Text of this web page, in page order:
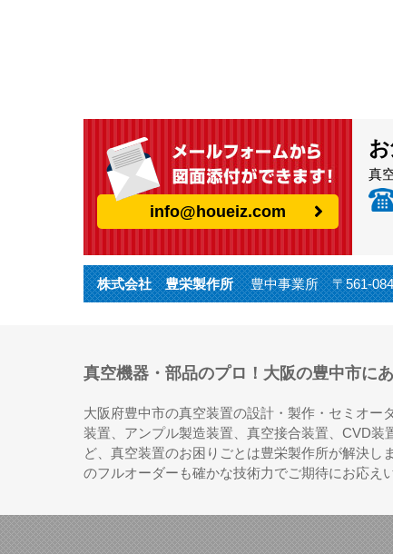
info@houeiz.com
真
株式会社 豊栄製作所 豊中事業所 〒561-
真空機器・部品のプロ！大阪の豊中市に
大阪府豊中市の真空装置の設計・製作・セミオ
装置、アンプル製造装置、真空接合装置、CVD
ど、真空装置のお困りごとは豊栄製作所が解決
のフルオーダーも確かな技術力でご期待にお応え